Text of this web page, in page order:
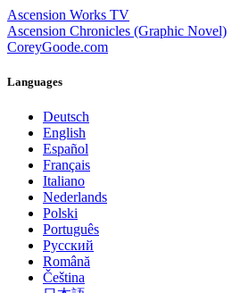
Ascension Works TV
Ascension Chronicles (Graphic Novel)
CoreyGoode.com
Languages
Deutsch
English
Español
Français
Italiano
Nederlands
Polski
Português
Pусский
Română
Čeština